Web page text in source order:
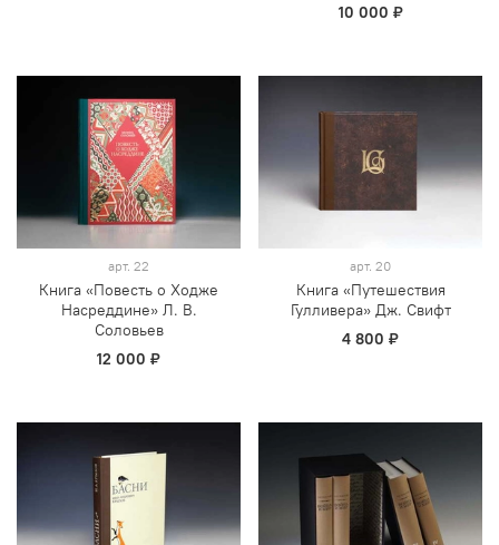
10 000 ₽
арт. 22
Книга «Повесть о Ходже
Насреддине» Л. В.
Соловьев
12 000 ₽
арт. 20
Книга «Путешествия
Гулливера» Дж. Свифт
4 800 ₽